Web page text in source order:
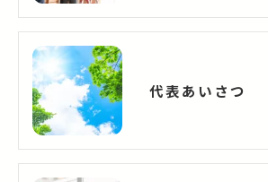
代表あいさつ